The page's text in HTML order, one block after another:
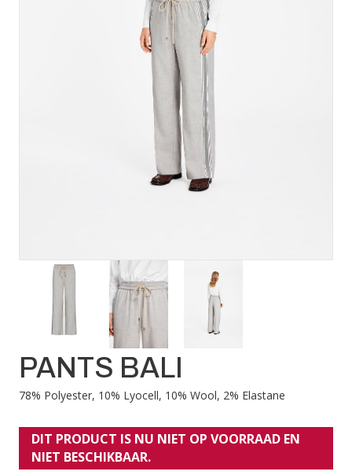
PANTS BALI
78% Polyester, 10% Lyocell, 10% Wool, 2% Elastane
DIT PRODUCT IS NU NIET OP VOORRAAD EN
NIET BESCHIKBAAR.